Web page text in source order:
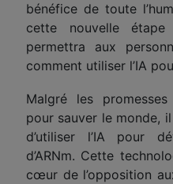
bénéfice de toute
cette nouvelle
permettra aux
comment utiliser l’IA
Malgré les promesses
pour sauver le monde,
d’utiliser l’IA pour
d’ARNm. Cette
cœur de l’opposition